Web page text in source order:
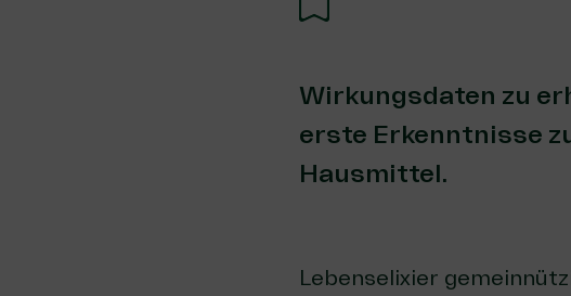
Wirkungsdaten zu
erste Erkenntnisse
Hausmittel.
Lebenselixier